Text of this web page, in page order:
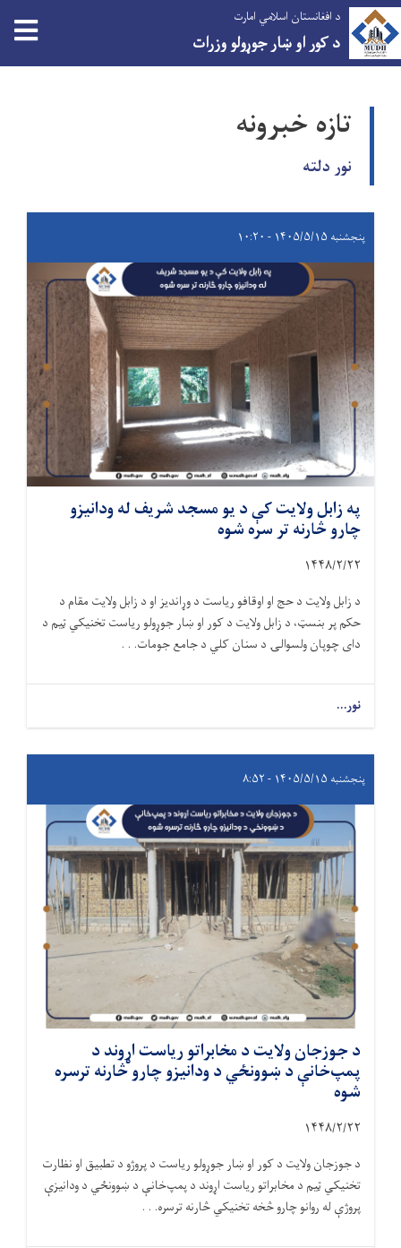
د افغانستان اسلامي امارت
د کور او ښار جوړولو وزرات
تازه خبرونه
نور دلته
پنجشنبه ۱۴۰۵/۵/۱۵ - ۱۰:۲۰
په زابل ولایت کې د یو مسجد شریف له ودانیزو
چارو څارنه تر سره شوه
۱۴۴۸/۲/۲۲
د زابل ولایت د حج او اوقافو ریاست د وړاندیز او د زابل ولایت مقام د
حکم پر بنسټ، د زابل ولایت د کور او ښار جوړولو ریاست تخنیکي ټیم د
دای چوپان ولسوالۍ د سنان کلي د جامع جومات. . .
نور...
پنجشنبه ۱۴۰۵/۵/۱۵ - ۸:۵۲
د جوزجان ولایت د مخابراتو ریاست اړوند د
پمپ‌خانې د ښوونځي د ودانیزو چارو څارنه ترسره
شوه
۱۴۴۸/۲/۲۲
د جوزجان ولایت د کور او ښار جوړولو ریاست د پروژو د تطبیق او نظارت
تخنیکي ټیم د مخابراتو ریاست اړوند د پمپ‌خانې د ښوونځي د ودانیزې
پروژې له روانو چارو څخه تخنیکي څارنه ترسره. . .